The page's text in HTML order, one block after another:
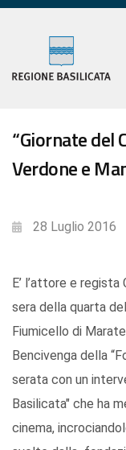
“Giornate del
Verdone e
28 Luglio 2016
E’ l’attore e
sera della quarta
Fiumicello di
Bencivenga della
serata con un
Basilicata" che ha
cinema,